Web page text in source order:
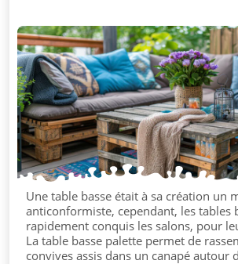
Une table basse était à sa création un
anticonformiste, cependant, les tables
rapidement conquis les salons, pour
La table basse palette permet de
convives assis dans un canapé autour